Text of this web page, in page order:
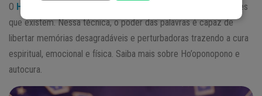
O Ho’oponopono
é uma dos métodos de autocura mais eficazes
que existem. Nessa técnica, o poder das palavras é capaz de
libertar memórias desagradáveis e perturbadoras trazendo a cura
espiritual, emocional e física. Saiba mais sobre Ho’oponopono e
autocura.